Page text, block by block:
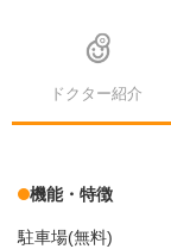
ドクター紹介
機能・特徴
駐車場(無料)